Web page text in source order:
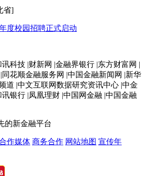
省]
度校园招聘正式启动
科技 |财新网 |金融界银行 |东方财富网 |
花顺金融服务网 |中国金融新闻网 |新华
道 |中文互联网数据研究资讯中心 |中金
银行 |凤凰理财 |中国网金融 |中国金融
的新金融平台
作媒体 商务合作 网站地图 宣传年